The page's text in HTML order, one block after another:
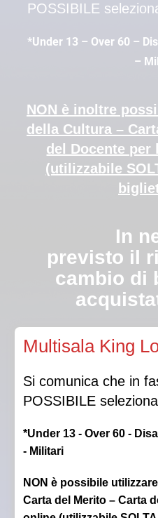
POSSIBILE
*Under 13 – Over 60 –
–
NON è inoltre
della Cultura –
del Docente per
(utilizzabile
In
previsto il
cambio di
luci spente, non sarà
Multisala King
Si comunica che in
POSSIBILE
*Under 13 - Over 60 -
- Militari
NON è possibile
Carta del Merito – Carta